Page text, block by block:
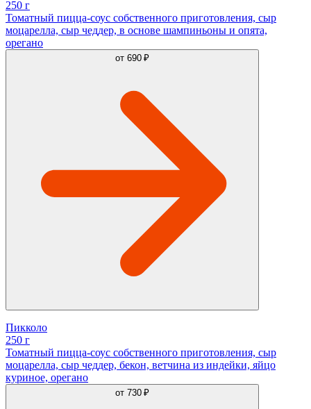
250 г
Томатный пицца-соус собственного приготовления, сыр
моцарелла, сыр чеддер, в основе шампиньоны и опята,
орегано
от 690 ₽
Пикколо
250 г
Томатный пицца-соус собственного приготовления, сыр
моцарелла, сыр чеддер, бекон, ветчина из индейки, яйцо
куриное, орегано
от 730 ₽